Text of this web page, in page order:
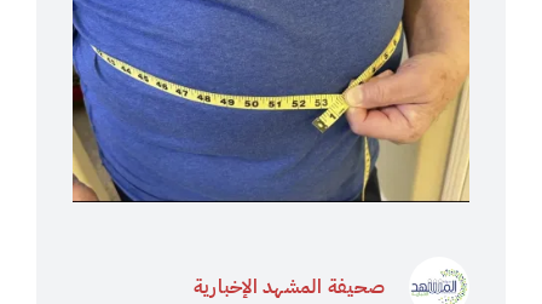
صحيفة المشهد الإخبارية